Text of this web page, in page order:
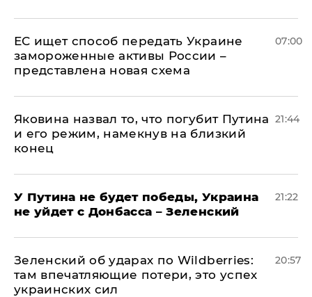
ЕС ищет способ передать Украине
замороженные активы России –
представлена новая схема
07:00
Яковина назвал то, что погубит Путина
и его режим, намекнув на близкий
конец
21:44
У Путина не будет победы, Украина
не уйдет с Донбасса – Зеленский
21:22
Зеленский об ударах по Wildberries:
там впечатляющие потери, это успех
украинских сил
20:57